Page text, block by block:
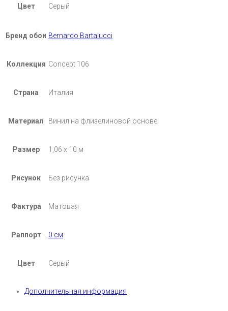
Цвет Серый
Бренд обои Bernardo Bartalucci
Коллекция Concept 106
Страна Италия
Материал Винил на флизелиновой основе
Размер 1,06 х 10 м
Рисунок Без рисунка
Фактура Матовая
Раппорт 0 см
Цвет Серый
Дополнительная информация